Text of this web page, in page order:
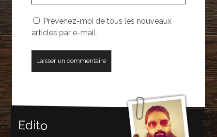
votre
site
Prévenez-moi de tous les nouveaux
articles par e-mail.
Edito